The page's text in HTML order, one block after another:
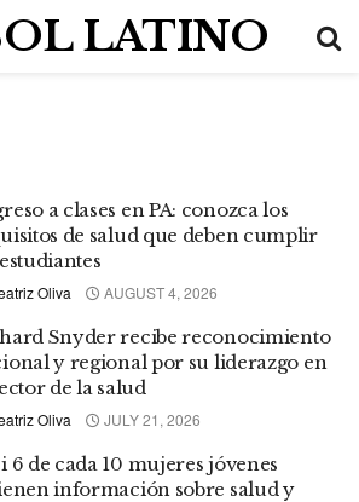
LATINO
a clases en PA: conozca los
de salud que deben cumplir
Oliva AUGUST 4, 2026
Snyder recibe reconocimiento
y regional por su liderazgo en
de la salud
Oliva JULY 21, 2026
6 de cada 10 mujeres jóvenes
información sobre salud y